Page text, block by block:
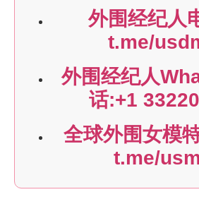
外围经纪人
t.me/
外围经纪人
话:+1
全球外围女模
t.me/